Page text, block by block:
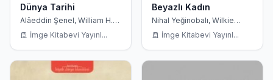
Dünya Tarihi
Alâeddin Şenel, William H.
MecNeill
İmge Kitabevi Yayınl...
Beyazlı Kadın
Nihal Yeğinobalı, Wilkie
Collins
İmge Kitabevi Yayınl...